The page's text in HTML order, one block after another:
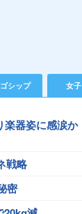
ゴシップ 女子
楽器姿に感涙か
戦略
密